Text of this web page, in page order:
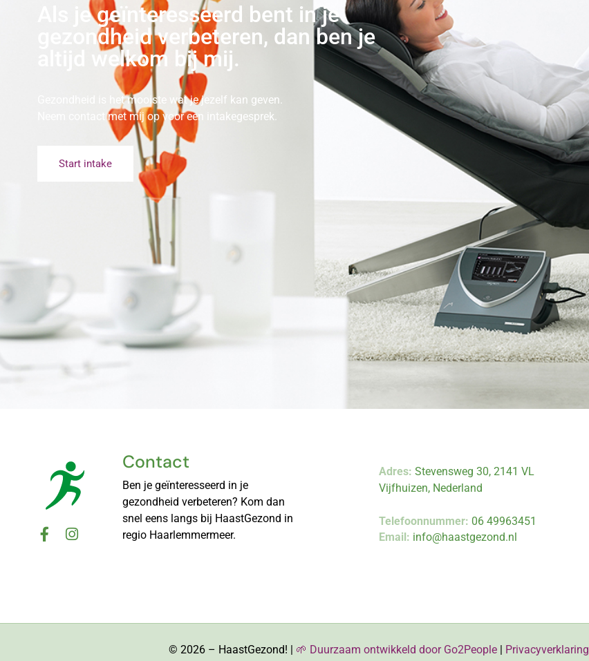
Als je geïnteresseerd bent in je
gezondheid verbeteren, dan ben je
altijd welkom bij mij.
Gezondheid is het mooiste wat je jezelf kan geven.
Neem contact met mij op voor een intakegesprek.
Start intake
Contact
Ben je geïnteresseerd in je
gezondheid verbeteren? Kom dan
snel eens langs bij HaastGezond in
regio Haarlemmermeer.
Adres: Stevensweg 30, 2141 VL
Vijfhuizen, Nederland
Telefoonnummer: 06 49963451
Email: info@haastgezond.nl
© 2026 – HaastGezond! | 🌱 Duurzaam ontwikkeld door Go2People| Privacyverklaring